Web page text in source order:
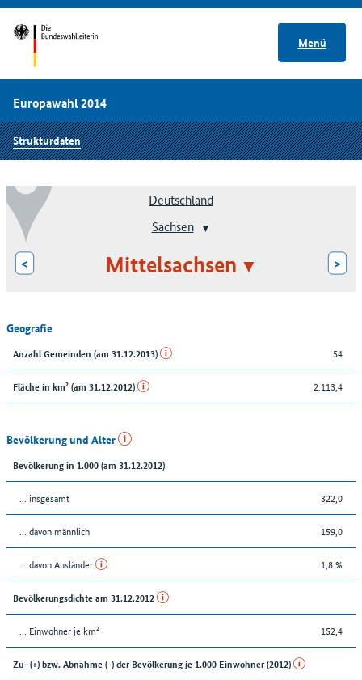
Menü
Europawahl 2014
Strukturdaten
Deutschland
Sachsen
< Mittelsachsen >
Geografie
Anzahl Gemeinden (am 31.12.2013) 54
Fläche in km² (am 31.12.2012) 2.113,4
Bevölkerung und Alter
Bevölkerung in 1.000 (am 31.12.2012)
... insgesamt 322,0
... davon männlich 159,0
... davon Ausländer 1,8 %
Bevölkerungsdichte am 31.12.2012
... Einwohner je km² 152,4
Zu- (+) bzw. Abnahme (-) der Bevölkerung je 1.000 Einwohner (2012)